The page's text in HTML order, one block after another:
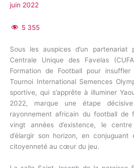
juin 2022
5 355
Sous les auspices d’un partenariat
Centrale Unique des Favelas
Formation de Football pour
Tournoi International Semences
sportive, qui s’apprête à illuminer
2022, marque une étape
rayonnement africain du football de
vingt années d’existence, le
d’élargir son horizon, en conjuguant
citoyenneté au cœur du jeu.